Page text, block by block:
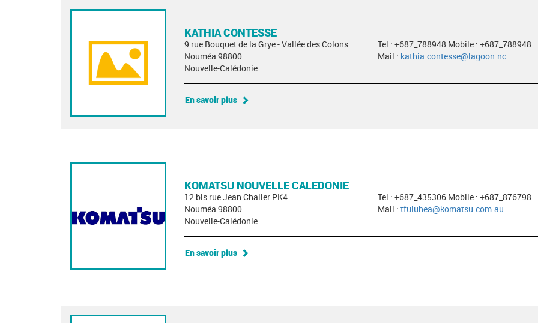
KATHIA CONTESSE
9 rue Bouquet de la Grye - Vallée des Colons
Nouméa 98800
Nouvelle-Calédonie
Tel : +687_788948 Mobile : +687_788948
Mail : kathia.contesse@lagoon.nc
En savoir plus
KOMATSU NOUVELLE CALEDONIE
12 bis rue Jean Chalier PK4
Nouméa 98800
Nouvelle-Calédonie
Tel : +687_435306 Mobile : +687_876798
Mail : tfuluhea@komatsu.com.au
En savoir plus